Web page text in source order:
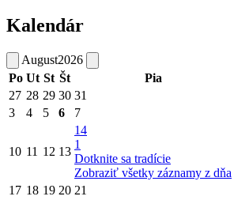
Kalendár
August2026
Po Ut St Št Pia
27 28 29 30 31
3
4 5 6 7
10 11 12 13
14
1
Dotknite sa tradície
Zobraziť všetky záznamy z dňa
17 18 19 20 21